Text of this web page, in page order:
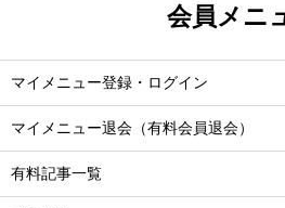
会員メニ
マイメニュー登録・ログイン
マイメニュー退会（有料会員退会）
有料記事一覧